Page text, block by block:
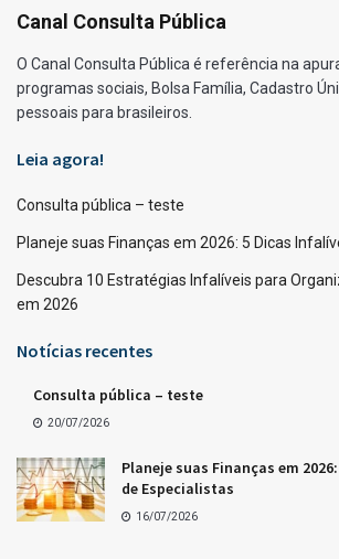
Canal Consulta Pública
O Canal Consulta Pública é referência na
programas sociais, Bolsa Família, Cadastro
pessoais para brasileiros.
Leia agora!
Consulta pública – teste
Planeje suas Finanças em 2026: 5 Dicas
Descubra 10 Estratégias Infalíveis para
em 2026
Notícias recentes
Consulta pública – teste
20/07/2026
Planeje suas Finanças em
de Especialistas
16/07/2026